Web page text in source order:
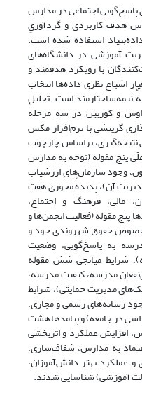
اجتماعی در مدارس
هدف کاربردی و گردآوریِ
استفاده شده است.
آموزشی در دانشگاه‌های
با رویکرد هدفمند و
اشباع نظری داده‌ها انتخاب
نیمه‌ساختارمند است. تحلیل
و کوربین در سه مرحلهٔ
گزینشی با نرم‌افزار مکس
بخش نتیجه‌گیری، براساس چارچوب
پنج‌ مقوله (توجه به مدارس
وجود سازمان‌های ارزشیاب
آن)، پدیدهٔ محوری هفت‌
مالی، فرهنگ و اجتماع،
پنج‌ مقوله (فعالیت انجمن‌ها و
حقوق شهروندی خود و
به پاسخ‌گویی، وضعیت
شرایط میانجی شش‌ مقوله
مدرسه، کیفیت مدرسه،
مدیریت حمایتی)، شرایط
رسانه‌های رسمی و مجازی،
در جامعه) و پیامدها هشت
افزایش عملکرد و اثربخشی
به مدارس، شفاف‌سازی،
عملکرد بهتر دانش‌آموزان،
آموزشی) شناسایی شدند.